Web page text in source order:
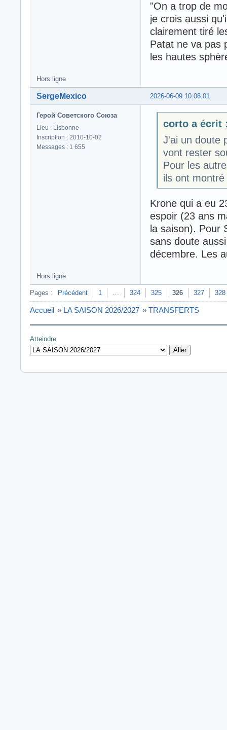
"On a trop de
je crois aussi
clairement tiré
Patat ne va pas
les hautes
Hors ligne
2026-06-09 10:06:01
SergeMexico
Герой Советского Союза
Lieu : Lisbonne
Inscription : 2010-10-02
Messages : 1 655
corto a écrit
J'ai un doute
vont rester
Pour les
ils ont
Krone qui a eu
espoir (23 ans
la saison). Pour
sans doute
décembre. Les
Hors ligne
Pages : Précédent 1 324 325 326 327 328
Accueil » LA SAISON 2026/2027 » TRANSFERTS
Atteindre